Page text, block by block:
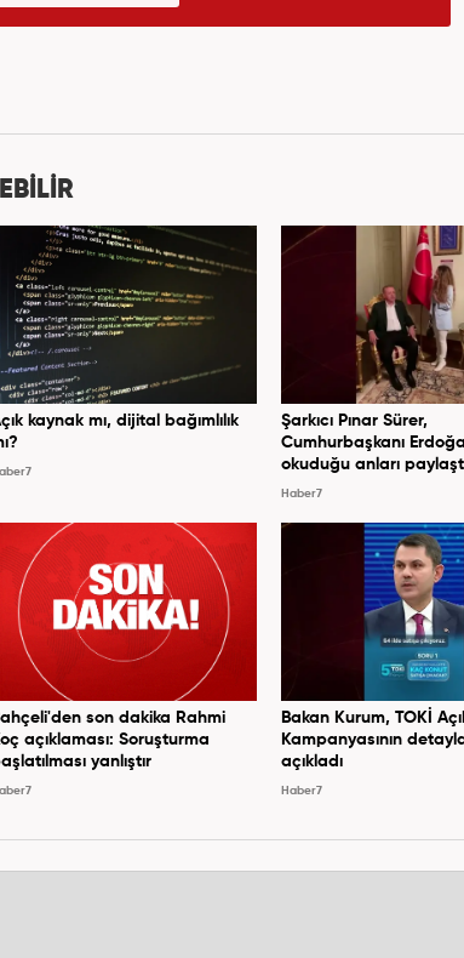
kaynak mı, dijital bağımlılık
Şarkıcı Pınar Sürer,
Cumhurbaşkanı
okuduğu anları
Haber7
son dakika Rahmi
açıklaması: Soruşturma
yanlıştır
Bakan Kurum, TOKİ
Kampanyasının
açıkladı
Haber7